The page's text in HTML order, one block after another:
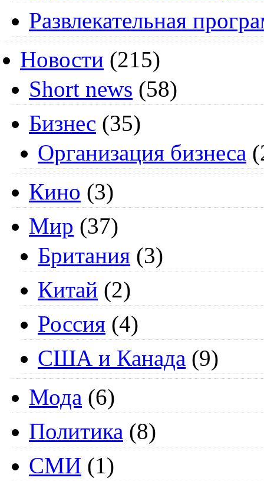
Развлекательная
Новости (215)
Short news (58)
Бизнес (35)
Организация бизнеса
Кино (3)
Мир (37)
Британия (3)
Китай (2)
Россия (4)
США и Канада (9)
Мода (6)
Политика (8)
СМИ (1)